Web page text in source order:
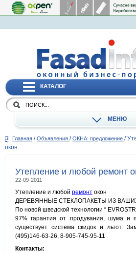
КАТАЛОГ
МЕНЮ
Главная / Объявления / ОКНА: предложение /
окон
Утепление и любой ремонт
22-09-2011
Утепление и любой ремонт окон
ДЕРЕВЯННЫЕ СТЕКЛОПАКЕТЫ ИЗ
По новой шведской технологии “
97% гарантия от продувания, шума и
существует система скидок и льгот.
(495)146-63-26, 8-905-745-95-11
Контакты: